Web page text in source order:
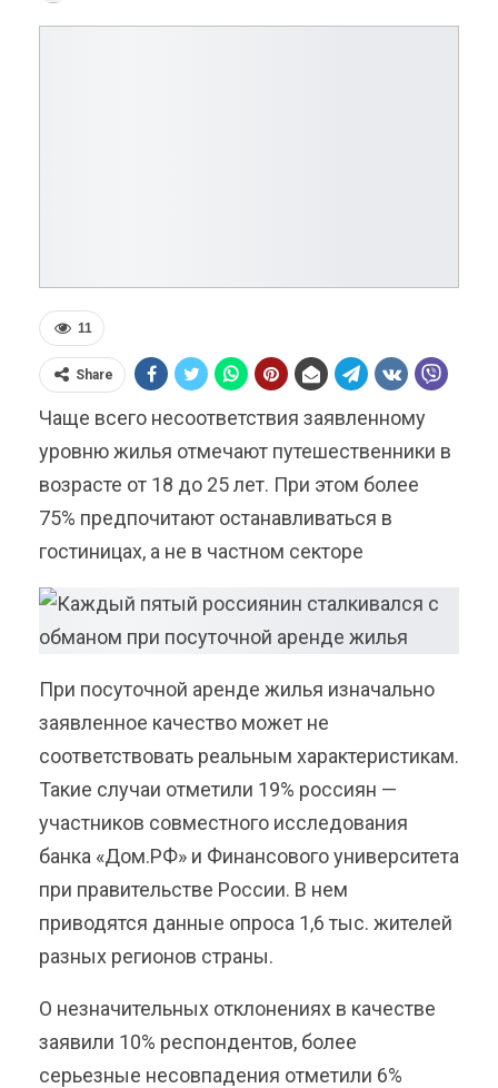
11
Share
Чаще всего несоответствия заявленному
уровню жилья отмечают путешественники в
возрасте от 18 до 25 лет. При этом более
75% предпочитают останавливаться в
гостиницах, а не в частном секторе
При посуточной аренде жилья изначально
заявленное качество может не
соответствовать реальным характеристикам.
Такие случаи отметили 19% россиян —
участников совместного исследования
банка «Дом.РФ» и Финансового университета
при правительстве России. В нем
приводятся данные опроса 1,6 тыс. жителей
разных регионов страны.
О незначительных отклонениях в качестве
заявили 10% респондентов, более
серьезные несовпадения отметили 6%